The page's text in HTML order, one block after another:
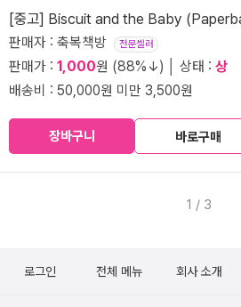
[중고] Biscuit and the Baby
판매자 : 축복책방 전문셀러
판매가 : 1,000원 (88%↓) │ 상태 : 상
배송비 : 50,000원 미만 3,500원
장바구니 바로구매
1 / 3
로그인 전체 메뉴 회사 소개